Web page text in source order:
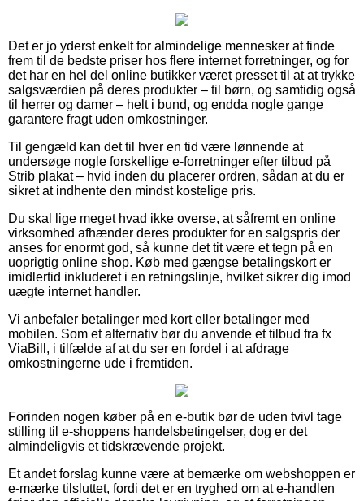
Det er jo yderst enkelt for almindelige mennesker at finde
frem til de bedste priser hos flere internet forretninger, og for
det har en hel del online butikker været presset til at at trykke
salgsværdien på deres produkter – til børn, og samtidig også
til herrer og damer – helt i bund, og endda nogle gange
garantere fragt uden omkostninger.
Til gengæld kan det til hver en tid være lønnende at
undersøge nogle forskellige e-forretninger efter tilbud på
Strib plakat – hvid inden du placerer ordren, sådan at du er
sikret at indhente den mindst kostelige pris.
Du skal lige meget hvad ikke overse, at såfremt en online
virksomhed afhænder deres produkter for en salgspris der
anses for enormt god, så kunne det tit være et tegn på en
uoprigtig online shop. Køb med gængse betalingskort er
imidlertid inkluderet i en retningslinje, hvilket sikrer dig imod
uægte internet handler.
Vi anbefaler betalinger med kort eller betalinger med
mobilen. Som et alternativ bør du anvende et tilbud fra fx
ViaBill, i tilfælde af at du ser en fordel i at afdrage
omkostningerne ude i fremtiden.
Forinden nogen køber på en e-butik bør de uden tvivl tage
stilling til e-shoppens handelsbetingelser, dog er det
almindeligvis et tidskrævende projekt.
Et andet forslag kunne være at bemærke om webshoppen er
e-mærke tilsluttet, fordi det er en tryghed om at e-handlen